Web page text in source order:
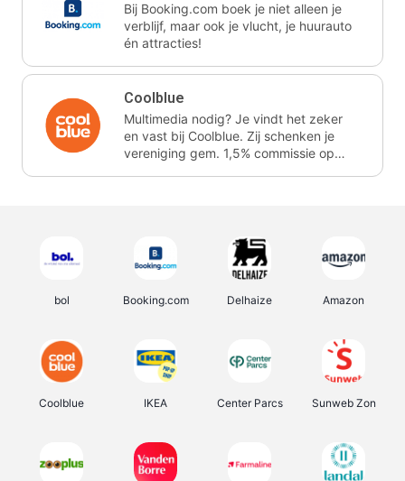
Bij Booking.com boek je niet alleen je
verblijf, maar ook je vlucht, je huurauto
én attracties!
Coolblue
Multimedia nodig? Je vindt het zeker
en vast bij Coolblue. Zij schenken je
vereniging gem. 1,5% commissie op
bol Booking.com Delhaize Amazon
Coolblue IKEA Center Parcs Sunweb Zon